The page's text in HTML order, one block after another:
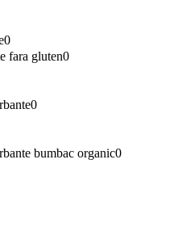
0
fara gluten0
0
bumbac organic0